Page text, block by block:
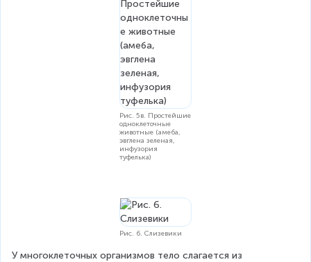
Рис. 5в. Простейшие
одноклеточные
животные (амеба,
эвглена зеленая,
инфузория
туфелька)
Рис. 6. Слизевики
У многоклеточных организмов тело слагается из